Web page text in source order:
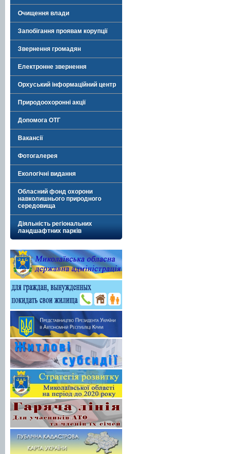
Очищення влади
Запобігання проявам корупції
Звернення громадян
Електронне звернення
Орхуський інформаційний центр
Природоохоронні акції
Допомога ОТГ
Вакансії
Фотогалерея
Екологічні видання
Обласний фонд охорони
навколишнього природного
середовища
Діяльність регіональних
ландшафтних парків